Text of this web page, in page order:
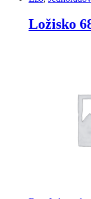
Ložisko